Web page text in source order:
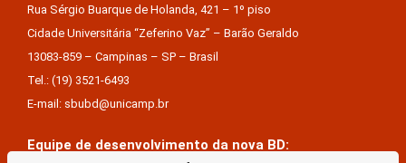
Rua Sérgio Buarque de Holanda, 421 – 1º piso
Cidade Universitária “Zeferino Vaz” – Barão Geraldo
13083-859 – Campinas – SP – Brasil
Tel.: (19) 3521-6493
E-mail: sbubd@unicamp.br
Equipe de desenvolvimento da nova BD: